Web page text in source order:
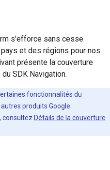
s'efforce sans cesse
et des régions pour nos
présente la couverture
SDK Navigation.
fonctionnalités du
produits Google
consultez Détails de la couverture